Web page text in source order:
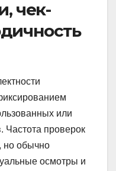
чек-
или
Частота проверок
но обычно
осмотры и